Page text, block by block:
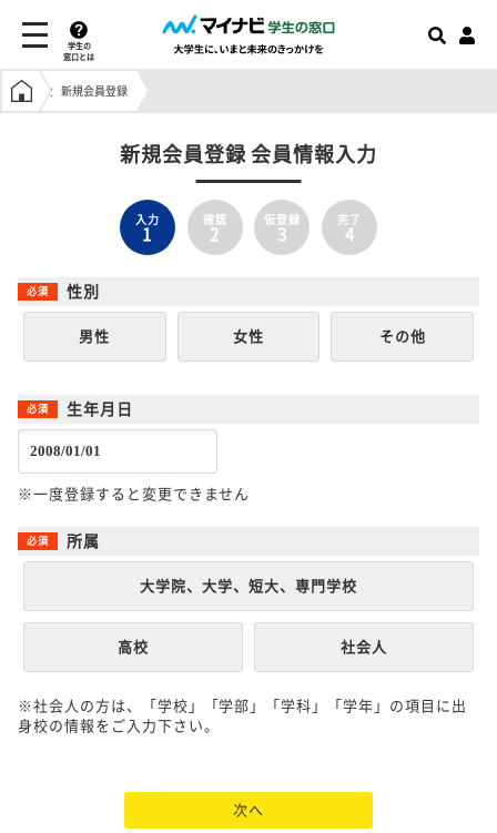
学生の
窓口とは
学生の窓口トップ
新規会員登録
新規会員登録 会員情報入力
入力
1
確認
2
仮登録
3
完了
4
性別
男性 女性 その他
生年月日
※一度登録すると変更できません
所属
大学院、大学、短大、専門学校
高校 社会人
※社会人の方は、「学校」「学部」「学科」「学年」の項目に出
身校の情報をご入力下さい。
次へ